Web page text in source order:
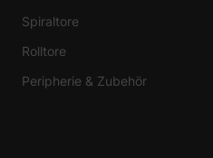
Spiraltore
Rolltore
Peripherie & Zubehör